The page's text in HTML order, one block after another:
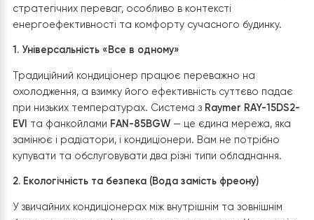
На завершення монтажу підключили дренажний
трубопровід до заздалегідь прокладеної прихованої
відведення води, що є особливо важливим під час
обладнання в режимі охолодження.
Завдяки тому, що всі інженерні комунікації були
приховані в стіні, після встановлення фанкойла
лише акуратний внутрішній блок без видимих
трубопроводів чи кабелів. У результатіRaymer FAN-
ставши практично непомітною частиною